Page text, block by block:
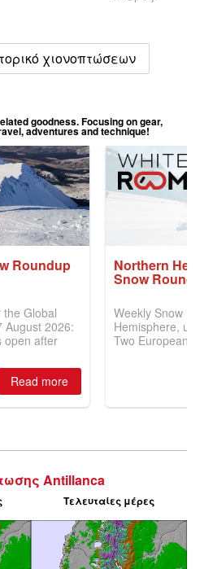
χιονοπτώσεων
Antillanca
Τελευταίες μέρες